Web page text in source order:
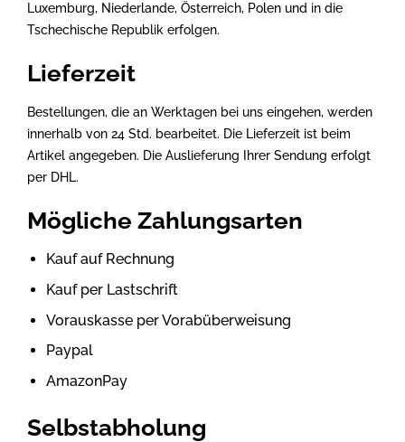
Luxemburg, Niederlande, Österreich, Polen und in die
Tschechische Republik erfolgen.
Lieferzeit
Bestellungen, die an Werktagen bei uns eingehen, werden
innerhalb von 24 Std. bearbeitet. Die Lieferzeit ist beim
Artikel angegeben. Die Auslieferung Ihrer Sendung erfolgt
per DHL.
Mögliche Zahlungsarten
Kauf auf Rechnung
Kauf per Lastschrift
Vorauskasse per Vorabüberweisung
Paypal
AmazonPay
Selbstabholung